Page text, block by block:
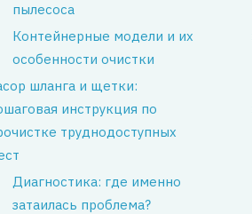
пылесоса
Контейнерные модели и их
особенности очистки
шланга и щетки:
инструкция по
труднодоступных
Диагностика: где именно
затаилась проблема?